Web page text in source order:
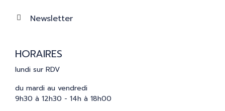
Newsletter
HORAIRES
lundi sur RDV
du mardi au vendredi
9h30 à 12h30 - 14h à 18h00